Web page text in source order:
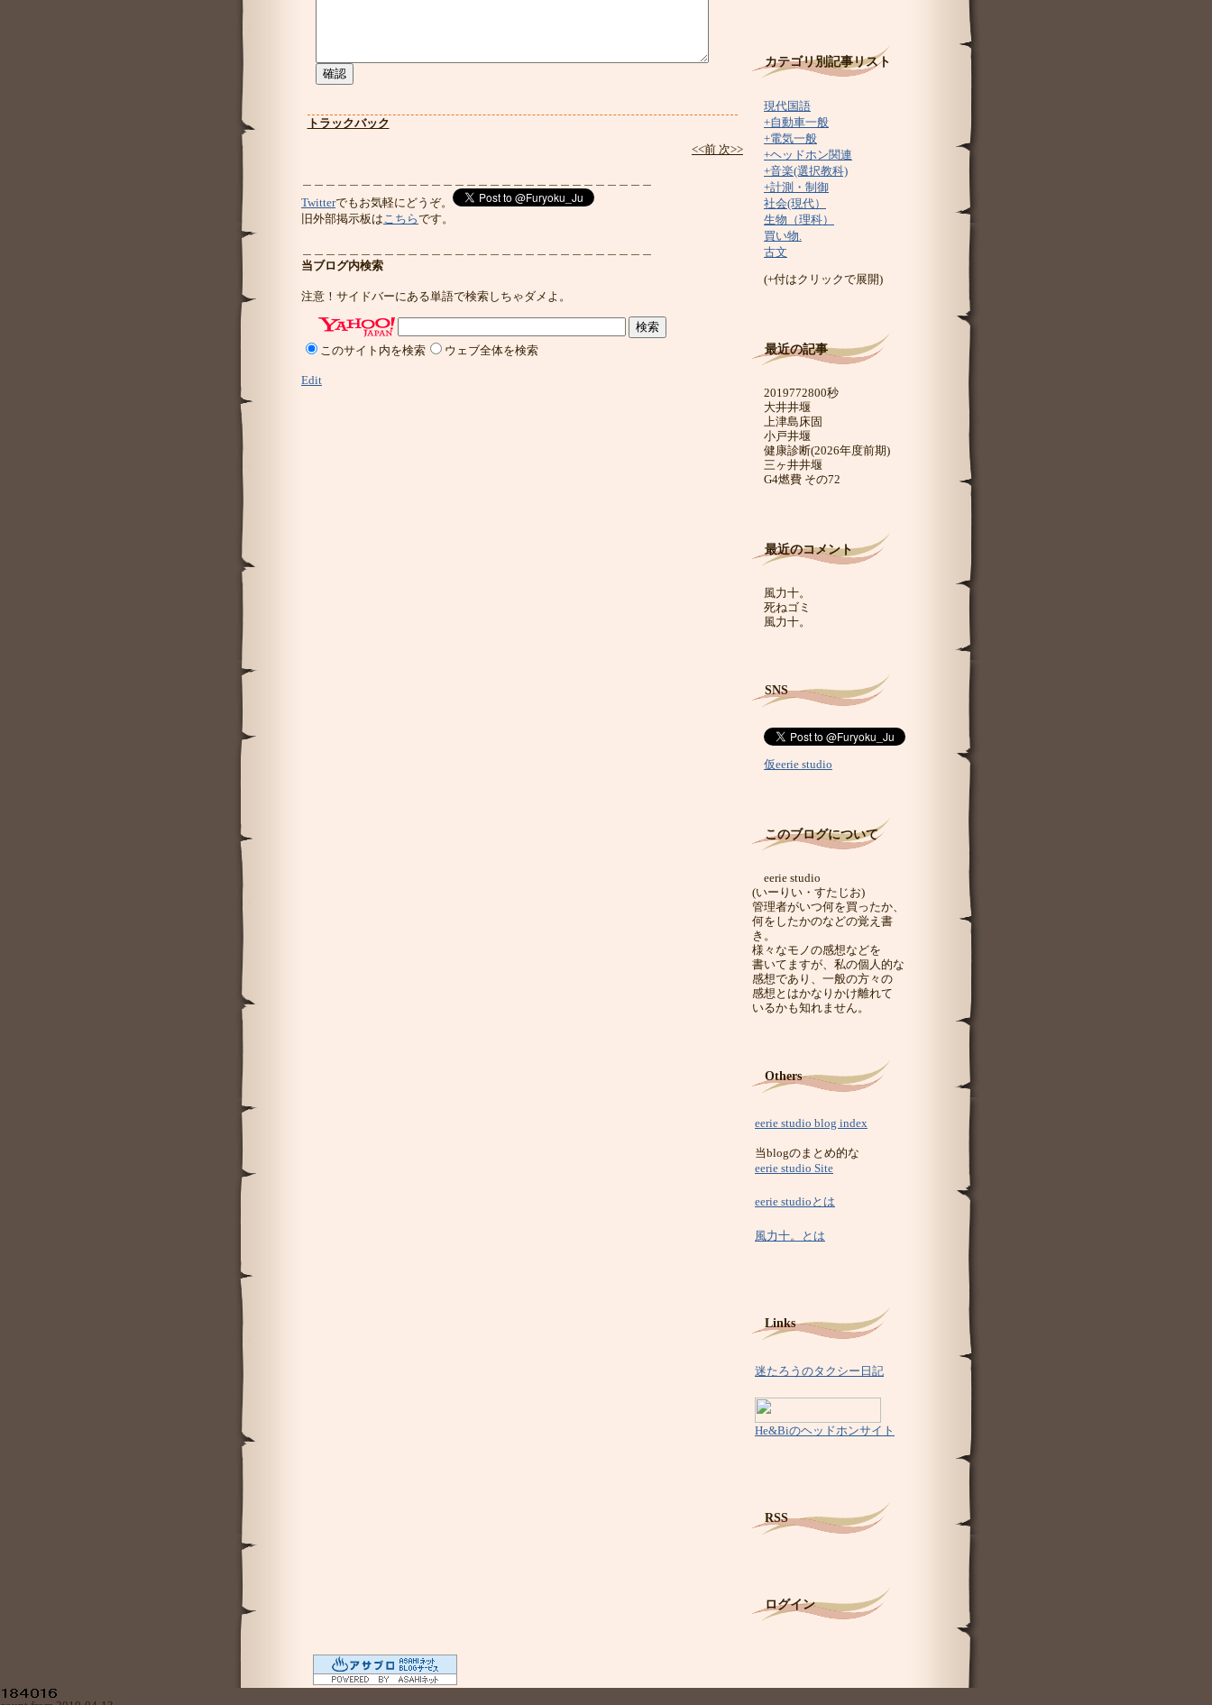
トラックバック
<<前 次>>
Twitterでもお気軽にどうぞ。
旧外部掲示板はこちらです。
当ブログ内検索
注意！サイドバーにある単語で検索しちゃダメよ。
このサイト内を検索 ウェブ全体を検索
Edit
カテゴリ別記事リスト
現代国語
+自動車一般
+電気一般
+ヘッドホン関連
+音楽(選択教科)
+計測・制御
社会(現代）
生物（理科）
買い物.
古文
(+付はクリックで展開)
最近の記事
2019772800秒
大井井堰
上津島床固
小戸井堰
健康診断(2026年度前期)
三ヶ井井堰
G4燃費 その72
最近のコメント
風力十。
死ねゴミ
風力十。
SNS
仮eerie studio
このブログについて
eerie studio
(いーりい・すたじお)
管理者がいつ何を買ったか、
何をしたかのなどの覚え書
き。
様々なモノの感想などを
書いてますが、私の個人的な
感想であり、一般の方々の
感想とはかなりかけ離れて
いるかも知れません。
Others
eerie studio blog index
当blogのまとめ的な
eerie studio Site
eerie studioとは
風力十。とは
Links
迷たろうのタクシー日記
He&Biのヘッドホンサイト
RSS
ログイン